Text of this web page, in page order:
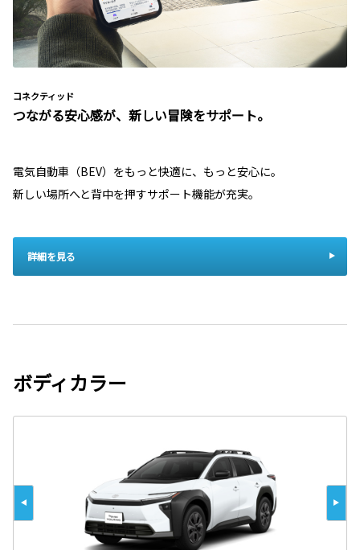
コネクティッド
つながる安心感が、新しい冒険をサポート。
電気自動車（BEV）をもっと快適に、もっと安心に。
新しい場所へと背中を押すサポート機能が充実。
詳細を見る
ボディカラー